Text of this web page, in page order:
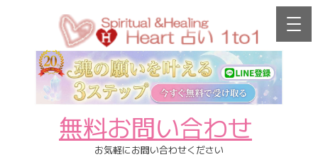
無料お問い合わせ
お気軽にお問い合わせください